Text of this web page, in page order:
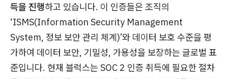
득을 진행하고 있습니다. 이 인증들은 조직의
‘ISMS(Information Security Management
System, 정보 보안 관리 체계)’와 데이터 보호 수준을 평
가하여 데이터 보안, 기밀성, 가용성을 보장하는 글로벌 표
준입니다. 현재 블럭스는 SOC 2 인증 취득에 필요한 절차